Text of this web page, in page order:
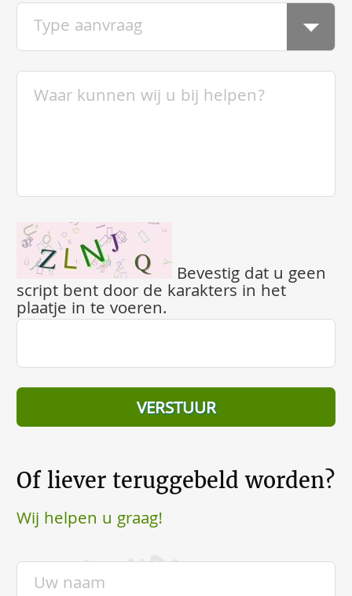
Bevestig dat u geen
script bent door de karakters in het
plaatje in te voeren.
Of liever teruggebeld worden?
Wij helpen u graag!